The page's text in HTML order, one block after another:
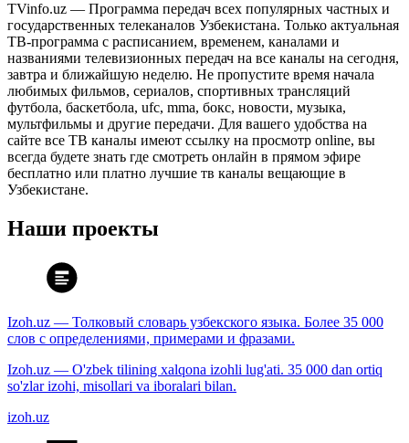
TVinfo.uz — Программа передач всех популярных частных и
государственных телеканалов Узбекистана. Только актуальная
ТВ-программа с расписанием, временем, каналами и
названиями телевизионных передач на все каналы на сегодня,
завтра и ближайшую неделю. Не пропустите время начала
любимых фильмов, сериалов, спортивных трансляций
футбола, баскетбола, ufc, mma, бокс, новости, музыка,
мультфильмы и другие передачи. Для вашего удобства на
сайте все ТВ каналы имеют ссылку на просмотр online, вы
всегда будете знать где смотреть онлайн в прямом эфире
бесплатно или платно лучшие тв каналы вещающие в
Узбекистане.
Наши проекты
Izoh.uz — Толковый словарь узбекского языка. Более 35 000
слов с определениями, примерами и фразами.
Izoh.uz — O'zbek tilining xalqona izohli lug'ati. 35 000 dan ortiq
so'zlar izohi, misollari va iboralari bilan.
izoh.uz